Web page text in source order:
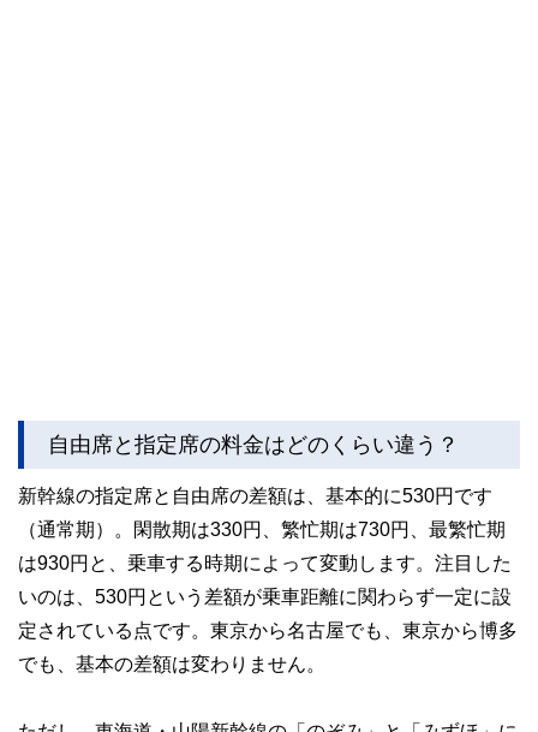
自由席と指定席の料金はどのくらい違う？
新幹線の指定席と自由席の差額は、基本的に530円です
（通常期）。閑散期は330円、繁忙期は730円、最繁忙期
は930円と、乗車する時期によって変動します。注目した
いのは、530円という差額が乗車距離に関わらず一定に設
定されている点です。東京から名古屋でも、東京から博多
でも、基本の差額は変わりません。